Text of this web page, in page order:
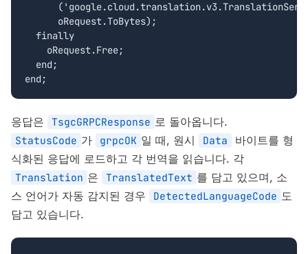
      oRequest.ToBytes);
  finally
    oRequest.Free;
  end;
end;
응답은 TsgcGRPCResponse 로 돌아옵니다.
StatusCode 가 grpcOK 일 때, 원시 Data
바이트를 형
식화된 응답에 로드하고 각 번역을 읽습니다. 각
Translation 은 TranslatedText 를 담고 있으며, 소
스 언어가 자동 감지된 경우
DetectedLanguageCode 도
담고 있습니다.